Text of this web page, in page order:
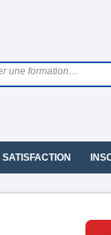
SATISFACTION